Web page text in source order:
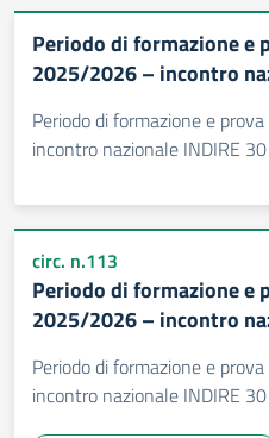
Periodo di formazione e
2025/2026 – incontro
Periodo di formazione e
incontro nazionale INDIRE
circ. n.113
Periodo di formazione e
2025/2026 – incontro
Periodo di formazione e
incontro nazionale INDIRE